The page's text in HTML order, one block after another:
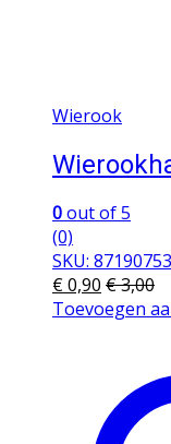
Wierook
0out of 5
(0)
SKU:
€0,90 €3,00
Toevoegen